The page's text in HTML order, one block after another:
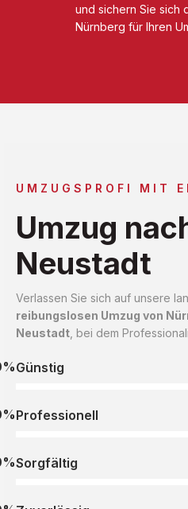
und sichern Sie sich
Nürnberg für Ihren
UMZUGSPROFI MIT
Umzug
Neustadt
Verlassen Sie sich auf unsere
reibungslosen Umzug von
Neustadt , bei dem
Günstig
Professionell
Sorgfältig